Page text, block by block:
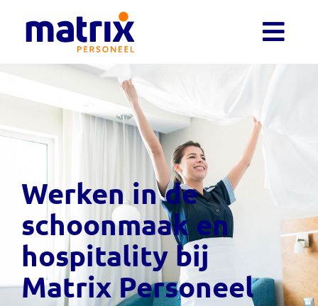
Werken in de
schoonmaak en
hospitality bij
Matrix Personeel